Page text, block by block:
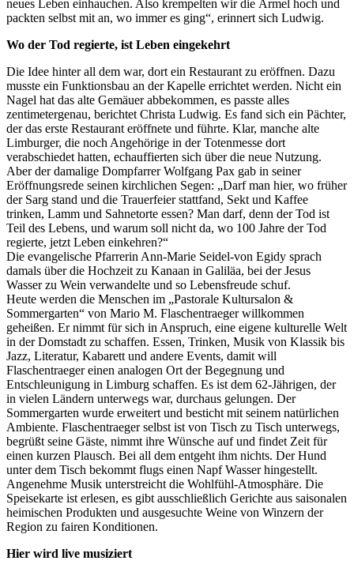
neues Leben einhauchen. Also krempelten wir die Ärmel hoch und
packten selbst mit an, wo immer es ging“, erinnert sich Ludwig.
Wo der Tod regierte, ist Leben eingekehrt
Die Idee hinter all dem war, dort ein Restaurant zu eröffnen. Dazu
musste ein Funktionsbau an der Kapelle errichtet werden. Nicht ein
Nagel hat das alte Gemäuer abbekommen, es passte alles
zentimetergenau, berichtet Christa Ludwig. Es fand sich ein Pächter,
der das erste Restaurant eröffnete und führte. Klar, manche alte
Limburger, die noch Angehörige in der Totenmesse dort
verabschiedet hatten, echauffierten sich über die neue Nutzung.
Aber der damalige Dompfarrer Wolfgang Pax gab in seiner
Eröffnungsrede seinen kirchlichen Segen: „Darf man hier, wo früher
der Sarg stand und die Trauerfeier stattfand, Sekt und Kaffee
trinken, Lamm und Sahnetorte essen? Man darf, denn der Tod ist
Teil des Lebens, und warum soll nicht da, wo 100 Jahre der Tod
regierte, jetzt Leben einkehren?“
Die evangelische Pfarrerin Ann-Marie Seidel-von Egidy sprach
damals über die Hochzeit zu Kanaan in Galiläa, bei der Jesus
Wasser zu Wein verwandelte und so Lebensfreude schuf.
Heute werden die Menschen im „Pastorale Kultursalon &
Sommergarten“ von Mario M. Flaschentraeger willkommen
geheißen. Er nimmt für sich in Anspruch, eine eigene kulturelle Welt
in der Domstadt zu schaffen. Essen, Trinken, Musik von Klassik bis
Jazz, Literatur, Kabarett und andere Events, damit will
Flaschentraeger einen analogen Ort der Begegnung und
Entschleunigung in Limburg schaffen. Es ist dem 62-Jährigen, der
in vielen Ländern unterwegs war, durchaus gelungen. Der
Sommergarten wurde erweitert und besticht mit seinem natürlichen
Ambiente. Flaschentraeger selbst ist von Tisch zu Tisch unterwegs,
begrüßt seine Gäste, nimmt ihre Wünsche auf und findet Zeit für
einen kurzen Plausch. Bei all dem entgeht ihm nichts. Der Hund
unter dem Tisch bekommt flugs einen Napf Wasser hingestellt.
Angenehme Musik unterstreicht die Wohlfühl-Atmosphäre. Die
Speisekarte ist erlesen, es gibt ausschließlich Gerichte aus saisonalen
heimischen Produkten und ausgesuchte Weine von Winzern der
Region zu fairen Konditionen.
Hier wird live musiziert